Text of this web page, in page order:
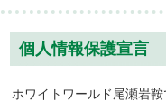
個人情報保護宣言
ホワイトワールド尾瀬岩